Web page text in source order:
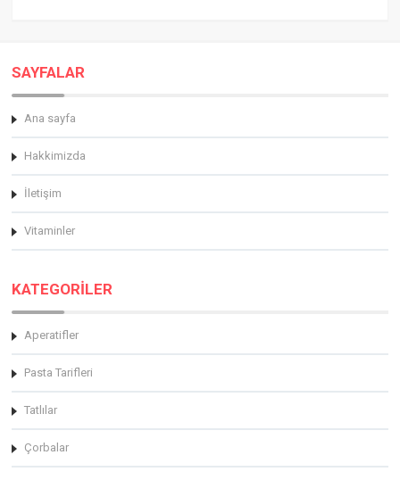
SAYFALAR
Ana sayfa
Hakkimizda
İletişim
Vitaminler
KATEGORİLER
Aperatifler
Pasta Tarifleri
Tatlılar
Çorbalar